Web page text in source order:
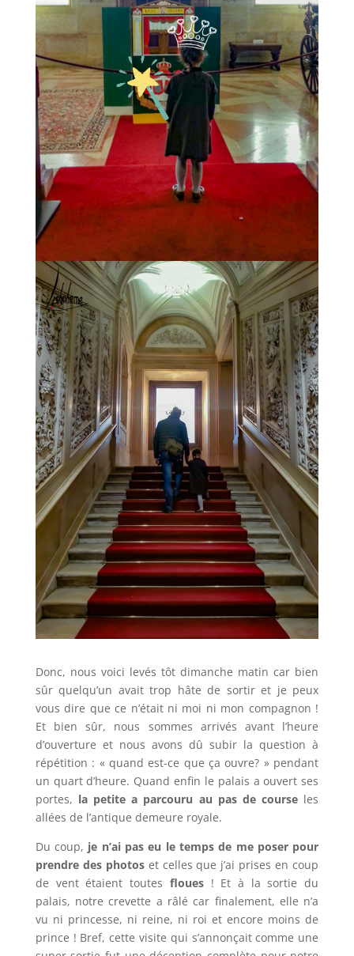
Donc, nous voici levés tôt dimanche matin car bien
sûr quelqu’un avait trop hâte de sortir et je peux
vous dire que ce n’était ni moi ni mon compagnon !
Et bien sûr, nous sommes arrivés avant l’heure
d’ouverture et nous avons dû subir la question à
répétition : « quand est-ce que ça ouvre? » pendant
un quart d’heure. Quand enfin le palais a ouvert ses
portes, la petite a parcouru au pas de course les
allées de l’antique demeure royale.
Du coup, je n’ai pas eu le temps de me poser pour
prendre des photoset celles que j’ai prises en coup
de vent étaient toutes floues! Et à la sortie du
palais, notre crevette a râlé car finalement, elle n’a
vu ni princesse, ni reine, ni roi et encore moins de
prince ! Bref, cette visite qui s’annonçait comme une